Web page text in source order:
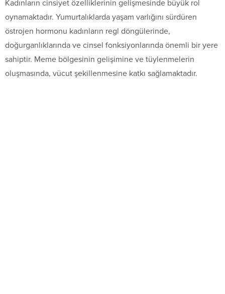
Kadınların cinsiyet özelliklerinin gelişmesinde büyük rol
oynamaktadır. Yumurtalıklarda yaşam varlığını sürdüren
östrojen hormonu kadınların regl döngülerinde,
doğurganlıklarında ve cinsel fonksiyonlarında önemli bir yere
sahiptir. Meme bölgesinin gelişimine ve tüylenmelerin
oluşmasında, vücut şekillenmesine katkı sağlamaktadır.